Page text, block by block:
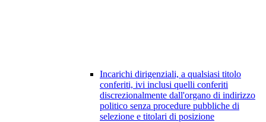
Incarichi dirigenziali, a qualsiasi titolo
conferiti, ivi inclusi quelli conferiti
discrezionalmente dall'organo di indirizzo
politico senza procedure pubbliche di
selezione e titolari di posizione